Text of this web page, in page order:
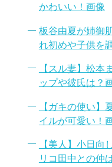
かわいい！画像
板谷由夏が姉御
れ初めや子供を
【スル妻】松本
ップや彼氏は？
【ガキの使い】
イルが可愛い！
【美人】小日向
リコ田中との仲